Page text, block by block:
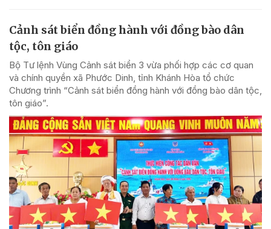
Cảnh sát biển đồng hành với đồng bào dân
tộc, tôn giáo
Bộ Tư lệnh Vùng Cảnh sát biển 3 vừa phối hợp các cơ quan
và chính quyền xã Phước Dinh, tỉnh Khánh Hòa tổ chức
Chương trình “Cảnh sát biển đồng hành với đồng bào dân tộc,
tôn giáo”.